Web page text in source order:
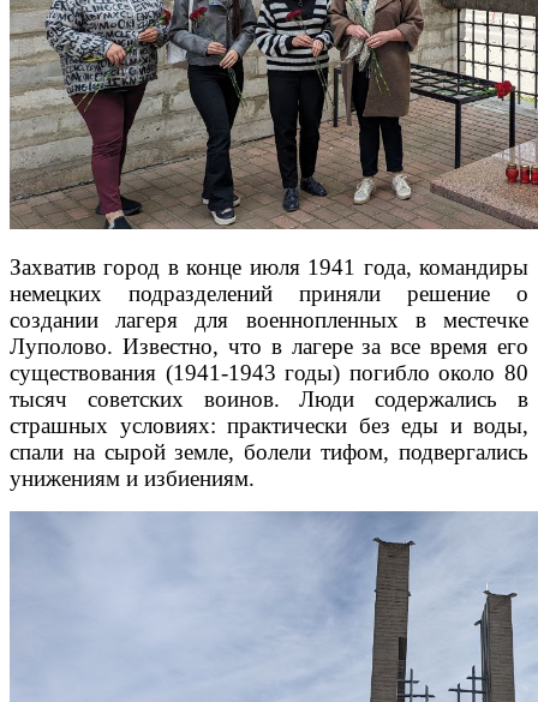
Захватив город в конце июля 1941 года, командиры
немецких подразделений приняли решение о
создании лагеря для военнопленных в местечке
Луполово. Известно, что в лагере за все время его
существования (1941-1943 годы) погибло около 80
тысяч советских воинов. Люди содержались в
страшных условиях: практически без еды и воды,
спали на сырой земле, болели тифом, подвергались
унижениям и избиениям.